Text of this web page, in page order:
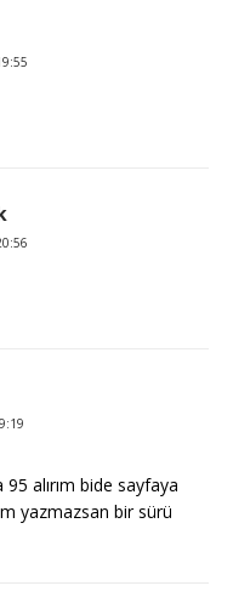
alırım bide sayfaya
yazmazsan bir sürü